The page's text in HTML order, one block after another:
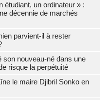
étudiant, un ordinateur » :
décennie de marchés
parvient-il à rester
son nouveau-né dans une
risque la perpétuité
le maire Djibril Sonko en